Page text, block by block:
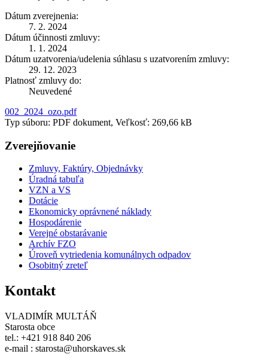
Dátum zverejnenia:
7. 2. 2024
Dátum účinnosti zmluvy:
1. 1. 2024
Dátum uzatvorenia/udelenia súhlasu s uzatvorením zmluvy:
29. 12. 2023
Platnosť zmluvy do:
Neuvedené
002_2024_ozo.pdf
Typ súboru: PDF dokument, Veľkosť: 269,66 kB
Zverejňovanie
Zmluvy, Faktúry, Objednávky
Úradná tabuľa
VZN a VS
Dotácie
Ekonomicky oprávnené náklady
Hospodárenie
Verejné obstarávanie
Archív FZO
Úroveň vytriedenia komunálnych odpadov
Osobitný zreteľ
Kontakt
VLADIMÍR MULTÁŇ
Starosta obce
tel.: +421 918 840 206
e-mail : starosta@uhorskaves.sk